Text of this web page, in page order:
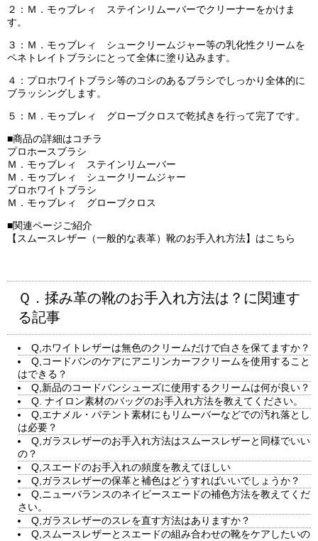
２： Ｍ．モゥブレィ ステインリムーバーでクリーナーをかけま
す。
３： Ｍ．モゥブレィ シュークリームジャー等の乳化性クリームを
ペネトレイトブラシにとって全体に塗り込みます。
４： プロホワイトブラシ等のコシのあるブラシでしっかり全体的に
ブラッシングします。
５： Ｍ．モゥブレィ グローブクロスで乾拭きを行って完了です。
■商品の詳細はコチラ
プロホースブラシ
Ｍ．モゥブレィ ステインリムーバー
Ｍ．モゥブレィ シュークリームジャー
プロホワイトブラシ
Ｍ．モゥブレィ グローブクロス
■関連ページご紹介
【スムースレザー（一般的な表革）靴のお手入れ方法】はこちら
Ｑ．揉み革の靴のお手入れ方法は？に関連す
る記事
Q,ホワイトレザーは無色のクリームだけで白さを保てますか？
Q,コードバンのケアにアニリンカーフクリームを使用すること
はできる？
Q,新品のコードバンシューズに使用するクリームは何が良い？
Q. ナイロン素材のバッグのお手入れ方法を教えてください。
Q,エナメル・パテント素材にもリムーバーなどでの汚れ落とし
は必要？
Q,ガラスレザーのお手入れ方法はスムースレザーと同様でいい
の？
Q,スエードのお手入れの頻度を教えてほしい
Q,ガラスレザーの保革と補色はどうすればいいでしょうか？
Q,ニューバランスのネイビースエードの補色方法を教えてくだ
さい。
Q,ガラスレザーのスレを直す方法はありますか？
Q,スムースレザーとスエードの組み合わせの靴をケアしたいの